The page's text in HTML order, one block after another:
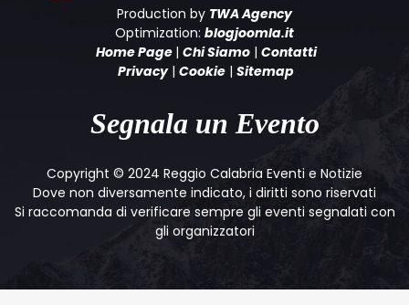
Production by TWA Agency
Optimization: blogjoomla.it
Home Page | Chi Siamo| Contatti
Privacy| Cookie | Sitemap
Segnala un Evento
Copyright © 2024 Reggio Calabria Eventi e Notizie
Dove non diversamente indicato, i diritti sono riservati
Si raccomanda di verificare sempre gli eventi segnalati con
gli organizzatori